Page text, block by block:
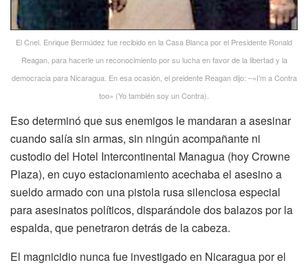
El Cnel. Enrique Bermúdez fue recibido en la Casa Blanca por el Presidente Ronald
Reagan, para hacerle un reconocimiento por su lucha en favor de la libertad y la
democracia para Nicaragua. En esa ocasión, el preidente Reagan dijo: –«I’m a Contra
too» (Yo también soy un Contra).
Eso determinó que sus enemigos le mandaran a asesinar
cuando salía sin armas, sin ningún acompañante ni
custodio del Hotel Intercontinental Managua (hoy Crowne
Plaza), en cuyo estacionamiento acechaba el asesino a
sueldo armado con una pistola rusa silenciosa especial
para asesinatos políticos, disparándole dos balazos por la
espalda, que penetraron detrás de la cabeza.
El magnicidio nunca fue investigado en Nicaragua por el